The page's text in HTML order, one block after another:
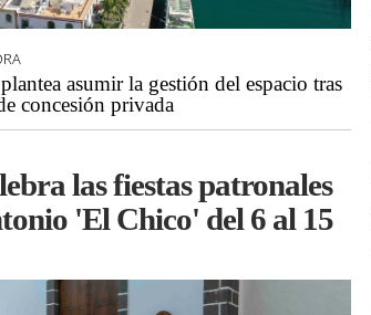
asumir la gestión del espacio tras
concesión privada
las fiestas patronales
'El Chico' del 6 al 15